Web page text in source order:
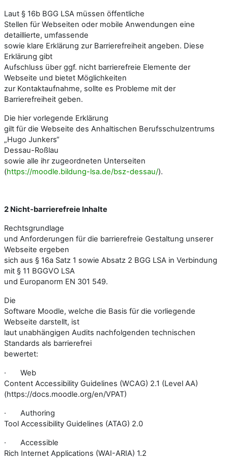
Laut § 16b BGG LSA müssen öffentliche
Stellen für Webseiten oder mobile Anwendungen eine
detaillierte, umfassende
sowie klare Erklärung zur Barrierefreiheit angeben. Diese
Erklärung gibt
Aufschluss über ggf. nicht barrierefreie Elemente der
Webseite und bietet Möglichkeiten
zur Kontaktaufnahme, sollte es Probleme mit der
Barrierefreiheit geben.
Die hier vorlegende Erklärung
gilt für die Webseite des Anhaltischen Berufsschulzentrums
„Hugo Junkers“
Dessau-Roßlau
sowie alle ihr zugeordneten Unterseiten
(https://moodle.bildung-lsa.de/bsz-dessau/).
2 Nicht-barrierefreie Inhalte
Rechtsgrundlage
und Anforderungen für die barrierefreie Gestaltung unserer
Webseite ergeben
sich aus § 16a Satz 1 sowie Absatz 2 BGG LSA in Verbindung
mit § 11 BGGVO LSA
und Europanorm EN 301 549.
Die
Software Moodle, welche die Basis für die vorliegende
Webseite darstellt, ist
laut unabhängigen Audits nachfolgenden technischen
Standards als barrierefrei
bewertet:
· Web
Content Accessibility Guidelines (WCAG) 2.1 (Level AA)
(https://docs.moodle.org/en/VPAT)
· Authoring
Tool Accessibility Guidelines (ATAG) 2.0
· Accessible
Rich Internet Applications (WAI-ARIA) 1.2